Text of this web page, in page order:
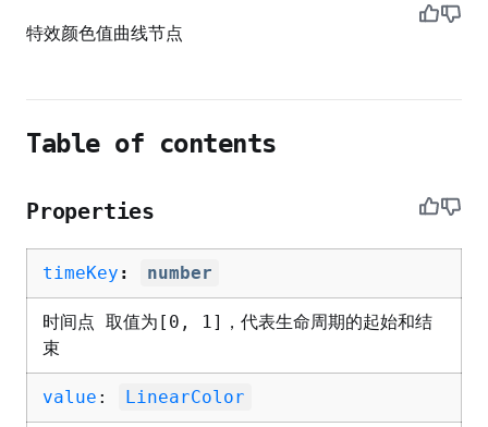
特效颜色值曲线节点
Table of contents
Properties
timeKey : number
时间点 取值为[0, 1]，代表生命周期的起始和结
束
value : LinearColor